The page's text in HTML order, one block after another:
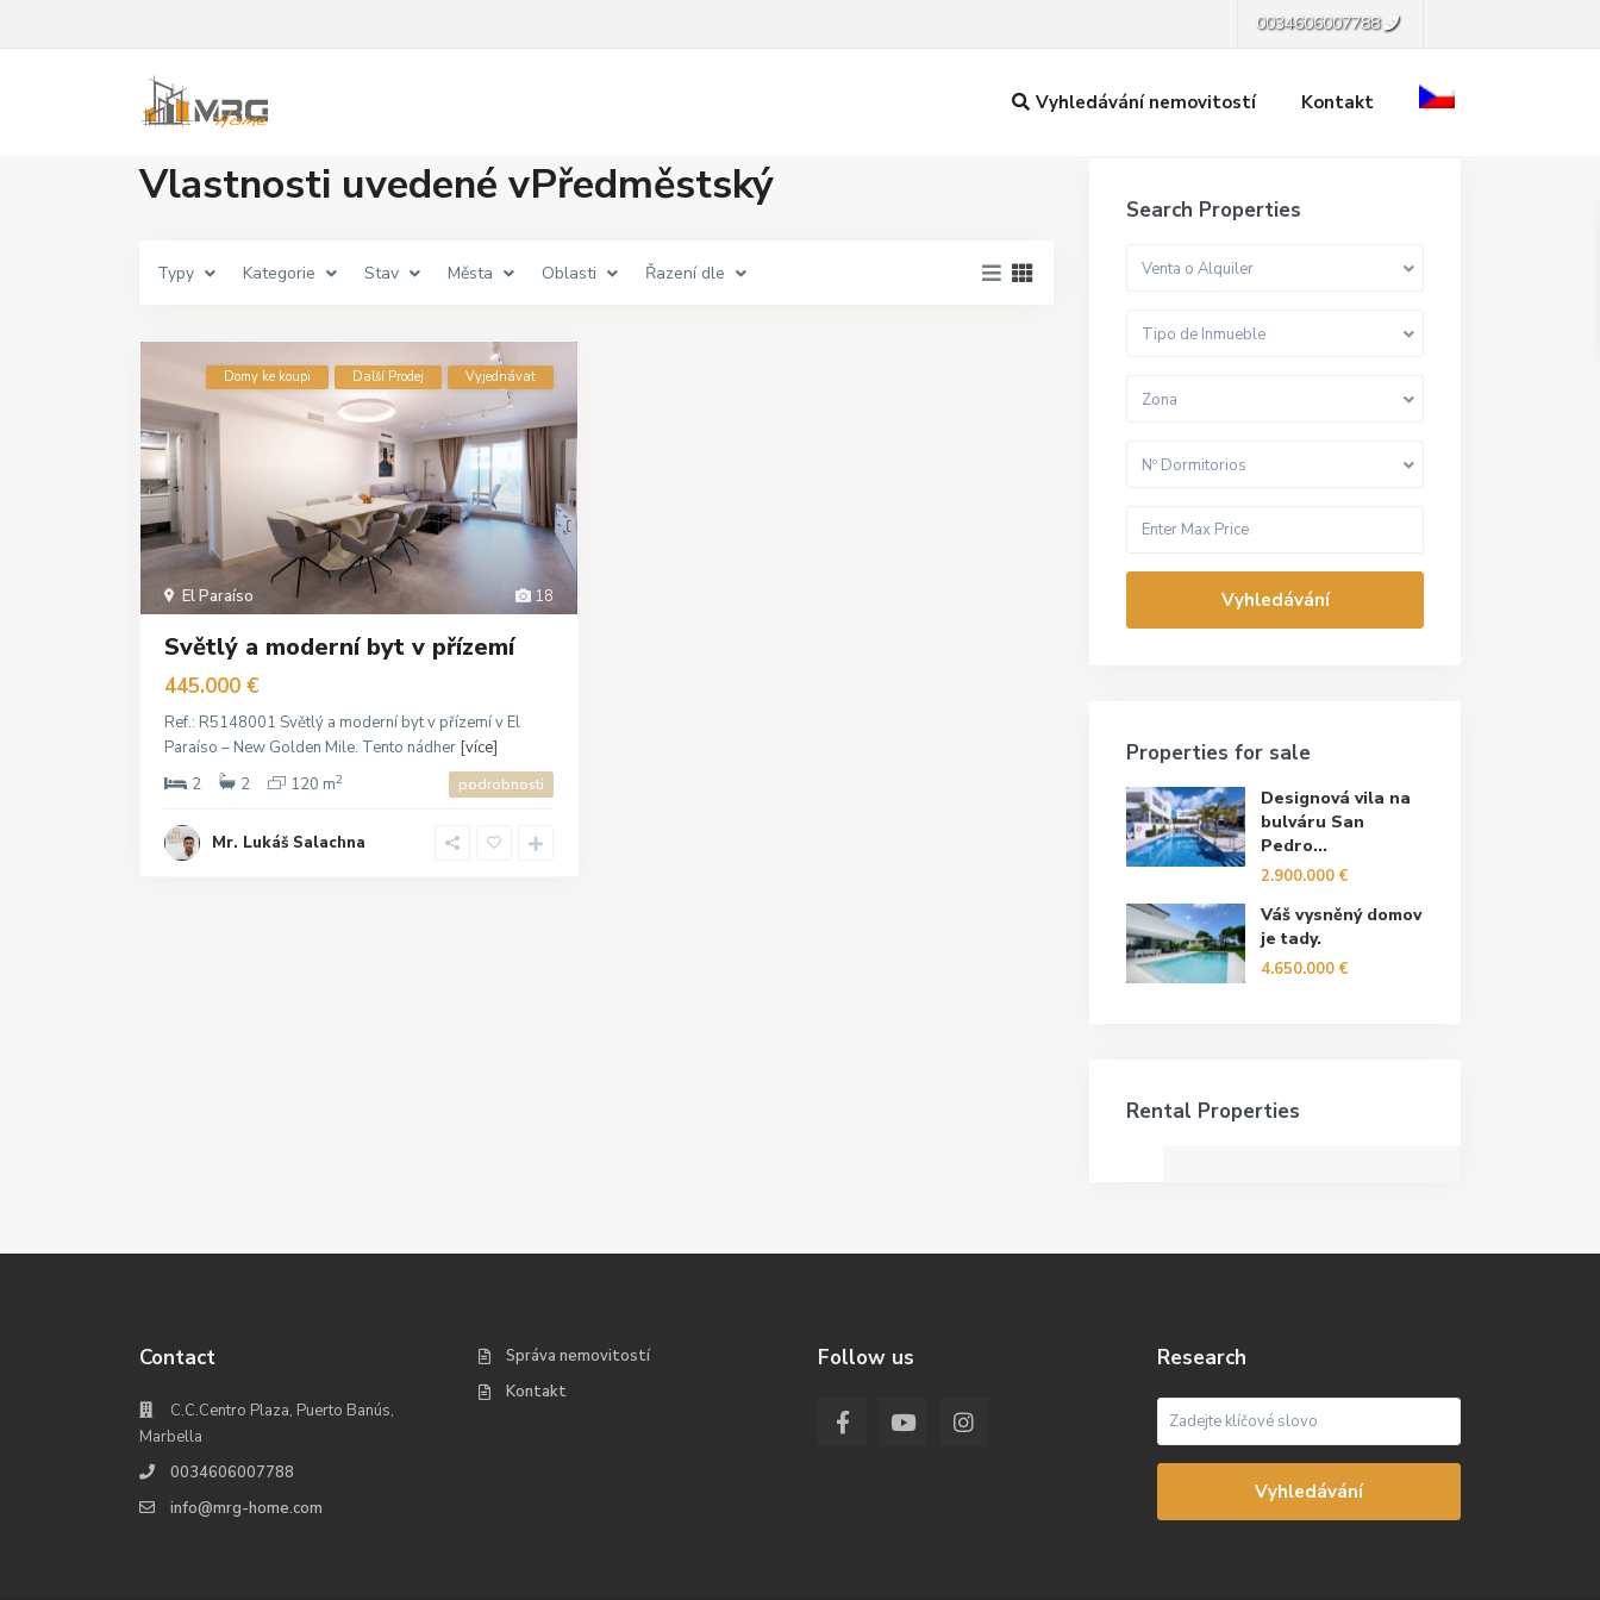
0034606007788
Vyhledávání nemovitostí Kontakt
Vlastnosti uvedené vPředměstský
Typy Kategorie Stav Města Oblasti Řazení dle
18
El Paraíso
Domy ke koupi Další Prodej Vyjednávat
Světlý a moderní byt v přízemí
445.000 €
Ref.: R5148001 Světlý a moderní byt v přízemí v El
Paraíso – New Golden Mile. Tento nádher [více]
2
2 120 m2 podrobnosti
Mr. Lukáš Salachna
Search Properties
Venta o Alquiler
Tipo de Inmueble
Zona
Nº Dormitorios
Vyhledávání
Properties for sale
Designová vila na
bulváru San
Pedro...
2.900.000 €
Váš vysněný domov
je tady.
4.650.000 €
Rental Properties
Contact
C.C.Centro Plaza, Puerto Banús,
Marbella
0034606007788
info@mrg-home.com
Správa nemovitostí
Kontakt
Follow us Research
Vyhledávání